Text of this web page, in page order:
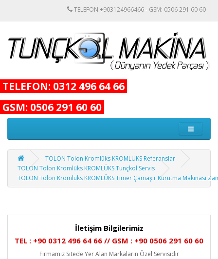
TELEFON:+903124966466 - GSM: 0506 291 60 60
TELEFON: 0312 496 64 66
GSM: 0506 291 60 60
TOLON Tolon Kromlüks KROMLÜKS Referanslar
TOLON Tolon Kromlüks KROMLÜKS Tunçkol Servis
TOLON Tolon Kromlüks KROMLÜKS Timer Çamaşır Kurutma Makinası
İletişim Bilgilerimiz
TEL : +90 0312 496 64 66 // GSM : +90 0506 291 60 60
Firmamız Sitede Yer Alan Markaların Özel Servisidir